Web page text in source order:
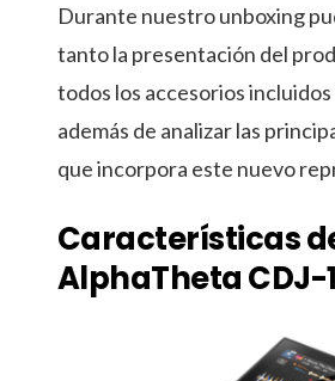
Durante nuestro unboxing
tanto la presentación del
todos los accesorios incluidos
además de analizar las
que incorpora este nuevo
Características
AlphaTheta CDJ-